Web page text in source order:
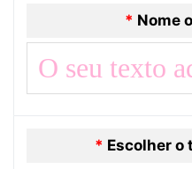
* Nome
* Escolher o